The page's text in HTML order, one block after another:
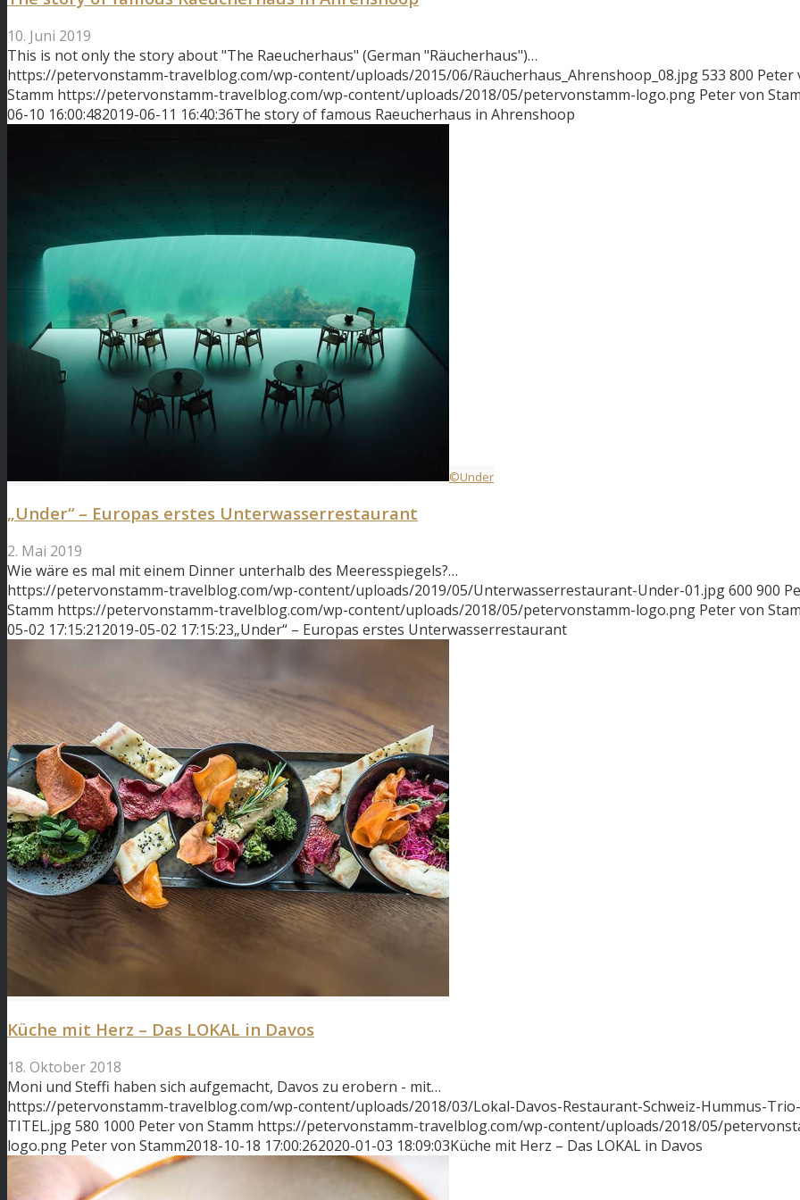
10. Juni 2019
This is not only the story about "The Raeucherhaus" (German "Räucherhaus")…
https://petervonstamm-travelblog.com/wp-content/uploads/2015/06/Räucherhaus_Ahrenshoop_08.jpg533 800 Peter
Stamm https://petervonstamm-travelblog.com/wp-content/uploads/2018/05/petervonstamm-logo.png Peter von
06-10 16:00:482019-06-11 16:40:36The story of famous Raeucherhaus in Ahrenshoop
©Under
„Under“ – Europas erstes Unterwasserrestaurant
2. Mai 2019
Wie wäre es mal mit einem Dinner unterhalb des Meeresspiegels?…
https://petervonstamm-travelblog.com/wp-content/uploads/2019/05/Unterwasserrestaurant-Under-01.jpg600 900
Stamm https://petervonstamm-travelblog.com/wp-content/uploads/2018/05/petervonstamm-logo.png Peter von
05-02 17:15:212019-05-02 17:15:23„Under“ – Europas erstes Unterwasserrestaurant
Küche mit Herz – Das LOKAL in Davos
18. Oktober 2018
Moni und Steffi haben sich aufgemacht, Davos zu erobern - mit…
https://petervonstamm-travelblog.com/wp-content/uploads/2018/03/Lokal-Davos-Restaurant-Schweiz-Hummus-Trio-
TITEL.jpg580 1000 Peter von Stamm https://petervonstamm-travelblog.com/wp-content/uploads/2018/05/
logo.png Peter von Stamm2018-10-18 17:00:262020-01-03 18:09:03Küche mit Herz – Das LOKAL in Davos